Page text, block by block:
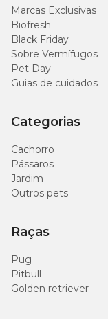
Compre
Na Cobasi, você
amigo, seja ele um
pet shop online ou
Marcas Exclusivas
Biofresh
Black Friday
Sobre Vermífugos
Pet Day
Guias de cuidados
Categorias
Cachorro
Pássaros
Jardim
Outros pets
Raças
Pug
Pitbull
Golden retriever